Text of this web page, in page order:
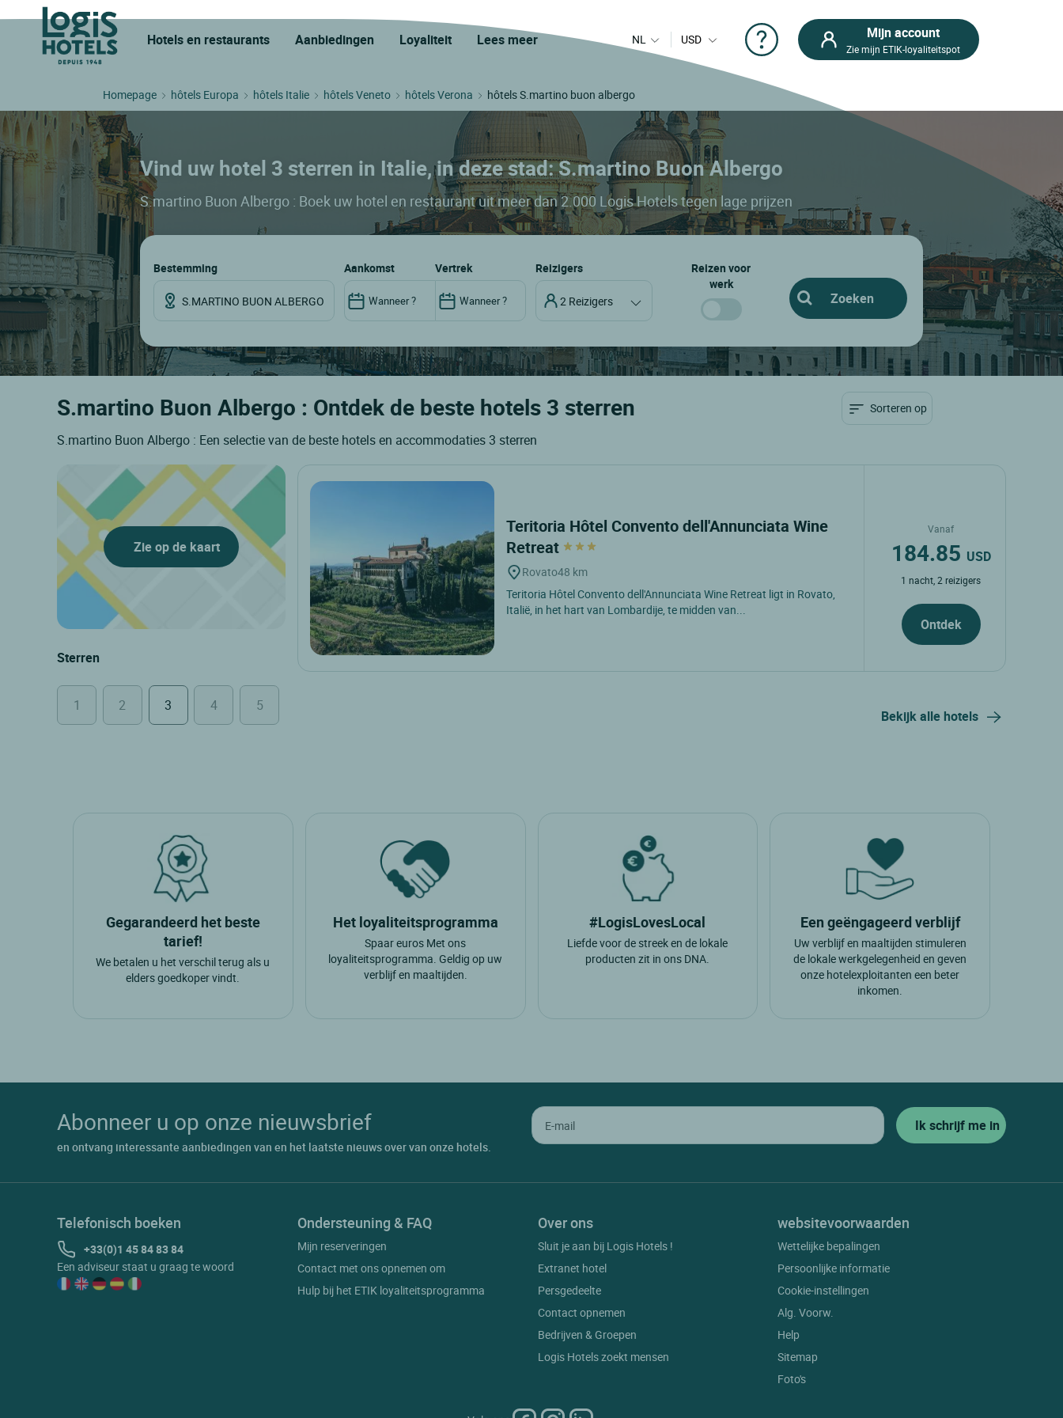
Hotels en restaurants Aanbiedingen Loyaliteit Lees meer NL USD Mijn account
Zie mijn ETIK-loyaliteitspot
Homepage hôtels Europa hôtels Italie hôtels Veneto hôtels Verona hôtels S.martino buon albergo
Vind uw hotel 3 sterren in Italie, in deze stad: S.martino Buon Albergo
S.martino Buon Albergo : Boek uw hotel en restaurant uit meer dan 2.000 Logis Hotels tegen lage prijzen
Bestemming aankomst vertrek Reizigers
2 Reizigers
Reizen voor
werk
S.martino Buon Albergo : Ontdek de beste hotels 3 sterren
S.martino Buon Albergo : Een selectie van de beste hotels en accommodaties 3 sterren
Sorteren op
Zie op de kaart
Sterren
1 2 3 4 5
Teritoria Hôtel Convento dell'Annunciata Wine
Retreat
Rovato48 km
Teritoria Hôtel Convento dell'Annunciata Wine Retreat ligt in Rovato,
Italië, in het hart van Lombardije, te midden van...
Vanaf
184.85 USD
1 nacht, 2 reizigers
Ontdek
Bekijk alle hotels
Gegarandeerd het beste
tarief!
We betalen u het verschil terug als u
elders goedkoper vindt.
Het loyaliteitsprogramma
Spaar euros Met ons
loyaliteitsprogramma. Geldig op uw
verblijf en maaltijden.
#LogisLovesLocal
Liefde voor de streek en de lokale
producten zit in ons DNA.
Een geëngageerd verblijf
Uw verblijf en maaltijden stimuleren
de lokale werkgelegenheid en geven
onze hotelexploitanten een beter
inkomen.
Abonneer u op onze nieuwsbrief
en ontvang interessante aanbiedingen van en het laatste nieuws over van onze hotels.
Telefonisch boeken
+33(0)1 45 84 83 84
Een adviseur staat u graag te woord
Ondersteuning & FAQ
Mijn reserveringen
Contact met ons opnemen om
Hulp bij het ETIK loyaliteitsprogramma
Over ons
Sluit je aan bij Logis Hotels !
Extranet hotel
Persgedeelte
Contact opnemen
Bedrijven & Groepen
Logis Hotels zoekt mensen
websitevoorwaarden
Wettelijke bepalingen
Persoonlijke informatie
Cookie-instellingen
Alg. Voorw.
Help
Sitemap
Foto's